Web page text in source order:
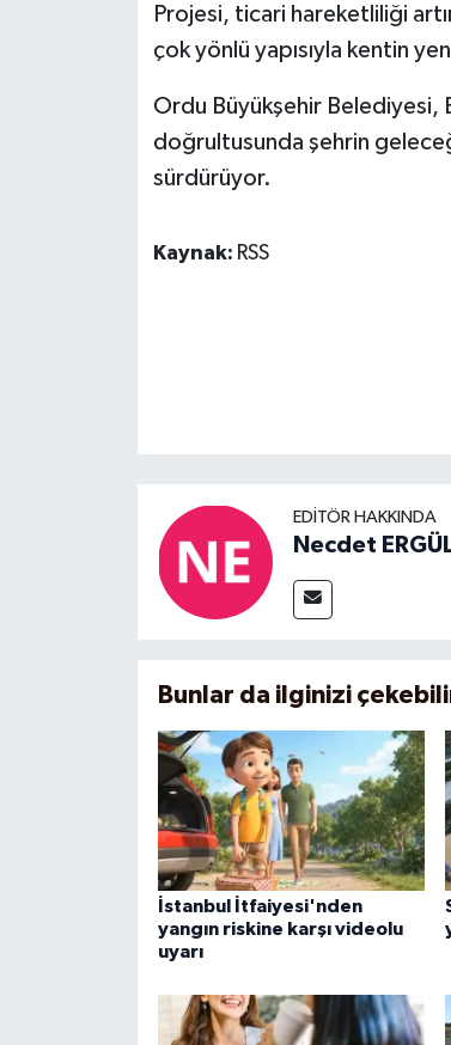
Projesi, ticari hareketliliği
çok yönlü yapısıyla kentin
Ordu Büyükşehir Belediyesi,
doğrultusunda şehrin
sürdürüyor.
Kaynak: RSS
EDITÖR HAKKINDA
Necdet
Bunlar da ilginizi
İstanbul İtfaiyesi'nden
yangın riskine karşı videolu
uyarı